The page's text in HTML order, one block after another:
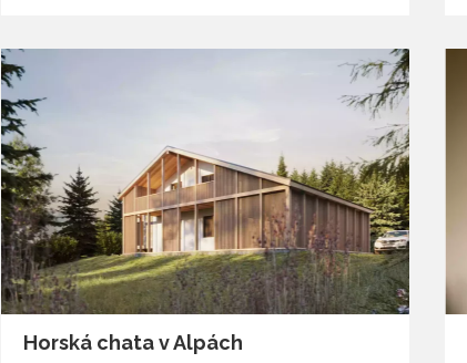
Horská chata v Alpách